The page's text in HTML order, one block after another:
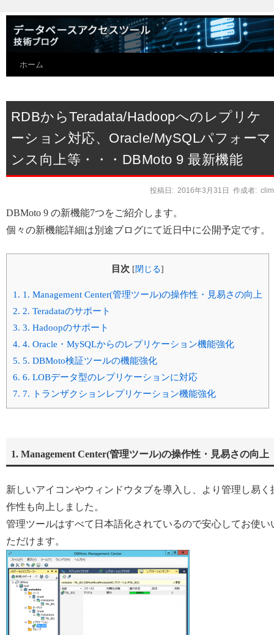
ホーム
RDBからTeradata/Hadoopへのレプリケ
ーション対応、Oracle/MySQLパフォーマ
ンス向上等・・・DBMoto 9 最新機能
投稿日: 2016年3月31日 作成者:
DBMoto 9 の新機能7つをご紹介します。
個々の新機能詳細は別途ブログにて近日中に公開予定です。
目次 [閉じる]
1. 1. Management Center(管理ツール)の操作性・見易さの向上
2. 2. Teradataのサポート
3. 3. Hadoopのサポート
4. 4. Oracle・MySQLからのレプリケーション機能強化
5. 5. DBMoto検証ツールの機能強化
6. 6. LOBデータ型のレプリケーションに対応
7. 7. トランザクションレプリケーション機能強化
1. Management Center(管理ツール)の操作性・見易さの向上
新しいアイコンやウィンドウタブを導入し、より管理し易く
作性も向上しました。
管理ツールはすべて日本語化されているので安心してお使い
ただけます。